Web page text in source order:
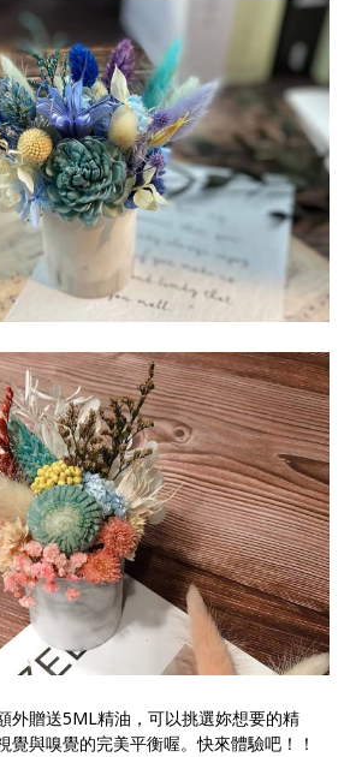
外贈送5ML精油，可以挑選妳想要的精
覺與嗅覺的完美平衡喔。快來體驗吧！！